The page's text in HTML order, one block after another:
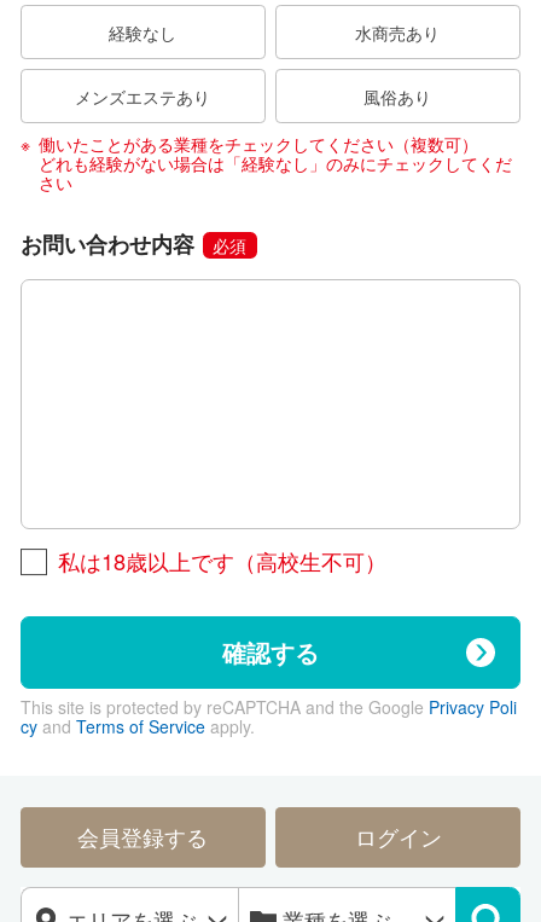
経験なし 水商売あり
メンズエステあり
風俗あり
働いたことがある業種をチェックしてください（複数可）
どれも経験がない場合は「経験なし」のみにチェックしてくだ
さい
お問い合わせ内容 必須
私は18歳以上です（高校生不可）
確認する
This site is protected by reCAPTCHA and the Google Privacy Poli
cyand Terms of Serviceapply.
会員登録する ログイン